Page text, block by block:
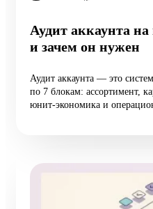
Аудит аккаунта
и зачем он нужен
Аудит аккаунта — это
по 7 блокам: ассортимент,
юнит-экономика и
оборота на 12%.